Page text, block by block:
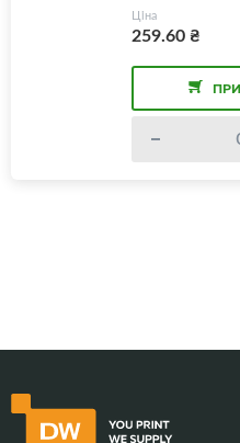
Ціна
259.60₴